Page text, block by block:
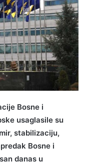
Bosne i
usaglasile su
stabilizaciju,
Bosne i
danas u